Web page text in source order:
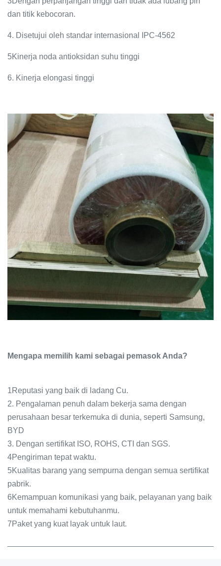
dan titik kebocoran.
4. Disetujui oleh standar internasional IPC-4562
5Kinerja noda antioksidan suhu tinggi
6. Kinerja elongasi tinggi
Mengapa memilih kami sebagai pemasok Anda?
1Reputasi yang baik di ladang Cu.
2. Pengalaman penuh dalam bekerja sama dengan
perusahaan besar terkemuka di dunia, seperti Samsung,
BYD
3. Dengan sertifikat ISO, ROHS, CTI dan SGS.
4Pengiriman tepat waktu.
5Kualitas barang yang sempurna dengan semua sertifikat
pabrik.
6Kemampuan komunikasi yang baik, pelayanan yang baik
untuk memahami kebutuhanmu.
7Paket yang kuat layak untuk laut.